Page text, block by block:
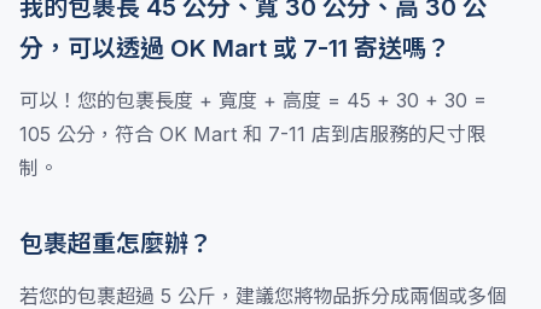
我的包裹長 45 公分、寬 30 公分、高 30 公
分，可以透過 OK Mart 或 7-11 寄送嗎？
可以！您的包裹長度 + 寬度 + 高度 = 45 + 30 + 30 =
105 公分，符合 OK Mart 和 7-11 店到店服務的尺寸限
制。
包裹超重怎麼辦？
若您的包裹超過 5 公斤，建議您將物品拆分成兩個或多個